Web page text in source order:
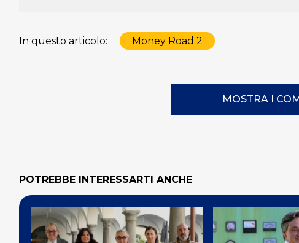
In questo articolo: Money Road 2
MOSTRA I
POTREBBE INTERESSARTI ANCHE